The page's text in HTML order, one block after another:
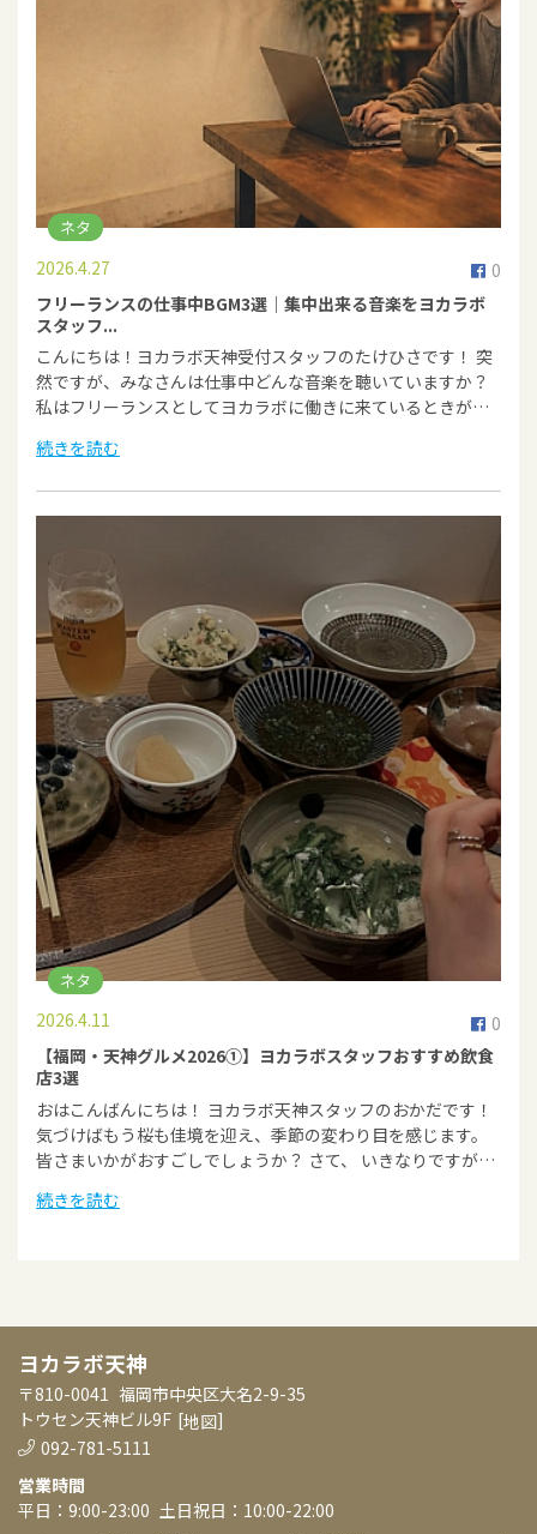
ネタ
0
2026.4.27
フリーランスの仕事中BGM3選｜集中出来る音楽をヨカラボ
スタッフ...
こんにちは！ヨカラボ天神受付スタッフのたけひさです！ 突
然ですが、みなさんは仕事中どんな音楽を聴いていますか？
私はフリーランスとしてヨカラボに働きに来ているときが…
続きを読む
ネタ
0
2026.4.11
【福岡・天神グルメ2026①】ヨカラボスタッフおすすめ飲食
店3選
おはこんばんにちは！ ヨカラボ天神スタッフのおかだです！
気づけばもう桜も佳境を迎え、季節の変わり目を感じます。
皆さまいかがおすごしでしょうか？ さて、 いきなりですが…
続きを読む
ヨカラボ天神
〒810-0041 福岡市中央区大名2-9-35
トウセン天神ビル9F [地図]
092-781-5111
営業時間
平日：9:00-23:00 土日祝日：10:00-22:00